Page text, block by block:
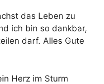
das Leben zu
ich bin so dankbar,
darf. Alles Gute
Herz im Sturm